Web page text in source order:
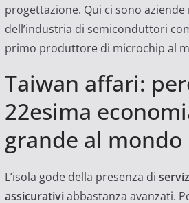
progettazione. Qui ci sono
dell’industria di semiconduttori
primo produttore di microchip al
Taiwan affari:
22esima
grande al mondo
L’isola gode della presenza di
assicurativiabbastanza avanzati.